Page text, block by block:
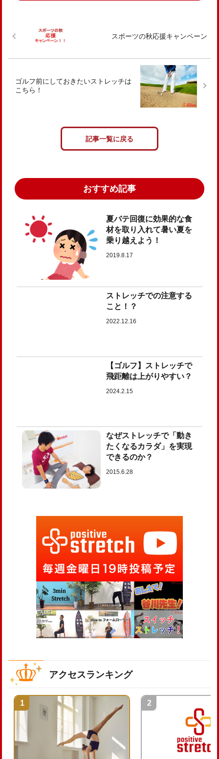
スポーツの秋応援キャンペーン
ゴルフ前にしておきたいストレッチは
こちら！
記事一覧に戻る
おすすめ記事
夏バテ回復に効果的な食
材を取り入れて暑い夏を
乗り越えよう！
2019.8.17
ストレッチでの注意する
こと！？
2022.12.16
【ゴルフ】ストレッチで
飛距離は上がりやすい？
2024.2.15
なぜストレッチで「動き
たくなるカラダ」を実現
できるのか？
2015.6.28
アクセスランキング